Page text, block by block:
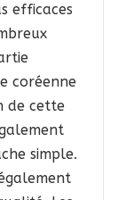
efficaces
coréenne
de cette
simple.